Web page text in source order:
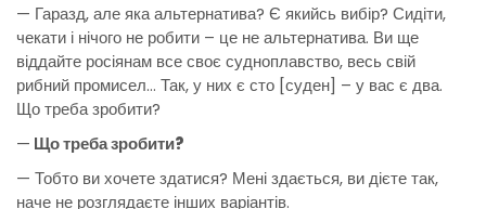
— Гаразд, але яка альтернатива? Є якийсь вибір? Сидіти,
чекати і нічого не робити – це не альтернатива. Ви ще
віддайте росіянам все своє судноплавство, весь свій
рибний промисел… Так, у них є сто [суден] – у вас є два.
Що треба зробити?
— Що треба зробити?
— Тобто ви хочете здатися? Мені здається, ви дієте так,
наче не розглядаєте інших варіантів.